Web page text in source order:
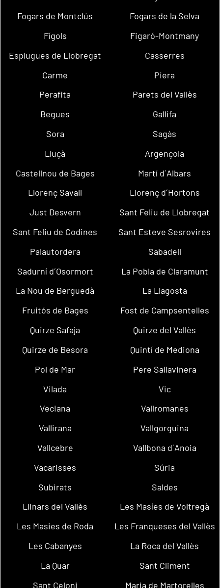
Fogars de Montclús
Fogars de la Selva
Fígols
Figaró-Montmany
Esplugues de Llobregat
Casserres
Carme
Piera
Perafita
Parets del Vallès
Begues
Gallifa
Sora
Sagàs
Lluçà
Argençola
Castellnou de Bages
Martí d´Albars
Llorenç Savall
Llorenç d´Hortons
Just Desvern
Sant Feliu de Llobregat
Sant Feliu de Codines
Sant Esteve Sesrovires
Palautordera
Sabadell
Sadurní d´Osormort
La Pobla de Claramunt
La Nou de Berguedà
La Llagosta
Fruitós de Bages
Fost de Campsentelles
Quirze Safaja
Quirze del Vallès
Quirze de Besora
Quintí de Mediona
Pol de Mar
Pere Sallavinera
Vilada
Vic
Veciana
Vallromanes
Vallirana
Vallgorguina
Vallcebre
Vallbona d´Anoia
Vacarisses
Súria
Subirats
Saldes
Llinars del Vallès
Les Masíes de Voltregà
Les Masies de Roda
Les Franqueses del Vallès
Les Cabanyes
La Roca del Vallès
La Quar
Sant Climent
Sant Celoni
Maria de Martorelles